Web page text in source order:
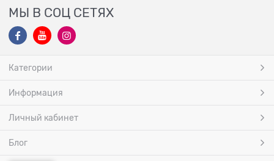
МЫ В СОЦ СЕТЯХ
Категории
Информация
Личный кабинет
Блог